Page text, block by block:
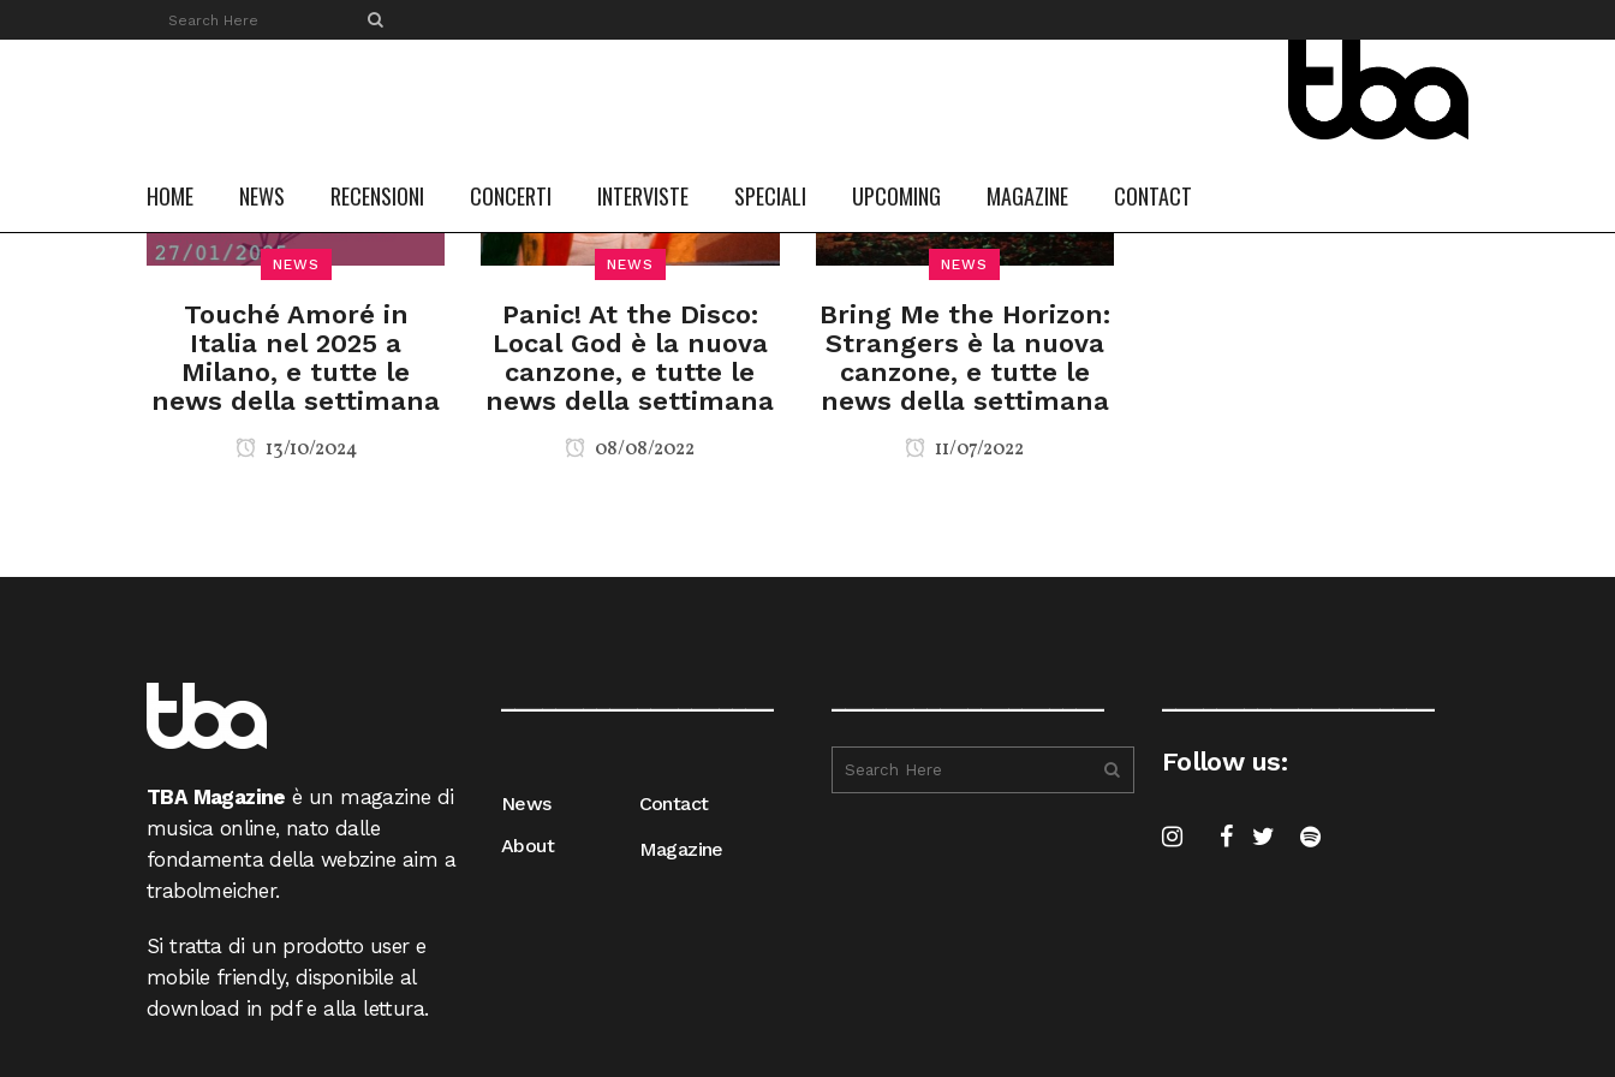
HOME NEWS RECENSIONI CONCERTI INTERVISTE SPECIALI UPCOMING MAGAZINE CONTACT
NEWS
Touché Amoré in
Italia nel 2025 a
Milano, e tutte le
news della settimana
13/10/2024
NEWS
Panic! At the Disco:
Local God è la nuova
canzone, e tutte le
news della settimana
08/08/2022
NEWS
Bring Me the Horizon:
Strangers è la nuova
canzone, e tutte le
news della settimana
11/07/2022
FOLLOW US #TBA
INSTAGRAM FEED
TBA Magazine è un magazine di
musica online, nato dalle
fondamenta della webzine aim a
trabolmeicher.
Si tratta di un prodotto user e
mobile friendly, disponibile al
download in pdf e alla lettura.
News
About
Contact
Magazine
Follow us: